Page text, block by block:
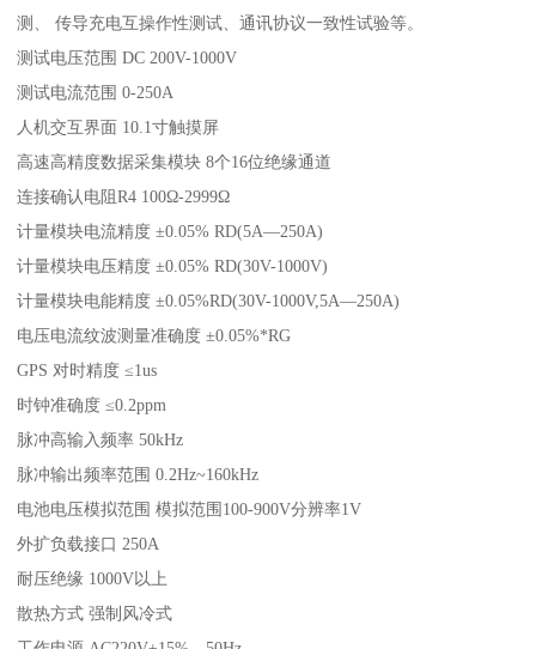
测、 传导充电互操作性测试、通讯协议一致性试验等。
测试电压范围 DC 200V-1000V
测试电流范围 0-250A
人机交互界面 10.1寸触摸屏
高速高精度数据采集模块 8个16位绝缘通道
连接确认电阻R4 100Ω-2999Ω
计量模块电流精度 ±0.05% RD(5A—250A)
计量模块电压精度 ±0.05% RD(30V-1000V)
计量模块电能精度 ±0.05%RD(30V-1000V,5A—250A)
电压电流纹波测量准确度 ±0.05%*RG
GPS 对时精度 ≤1us
时钟准确度 ≤0.2ppm
脉冲高输入频率 50kHz
脉冲输出频率范围 0.2Hz~160kHz
电池电压模拟范围 模拟范围100-900V分辨率1V
外扩负载接口 250A
耐压绝缘 1000V以上
散热方式 强制风冷式